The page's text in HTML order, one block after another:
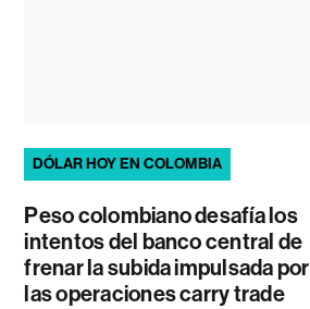
DÓLAR HOY EN COLOMBIA
Peso colombiano desafía los
intentos del banco central de
frenar la subida impulsada por
las operaciones carry trade